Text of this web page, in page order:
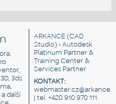
3ds
další
ARKANCE (CAD
Studio) - Autodesk
Platinum Partner &
Training Center &
Services Partner
KONTAKT:
| tel. +420 910 970 111